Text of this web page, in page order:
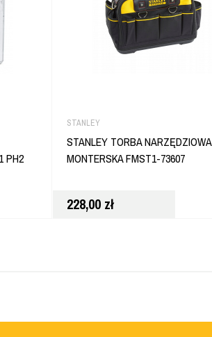
PH2
STANLEY
STANLEY TORBA NARZĘDZIOWA
MONTERSKA FMST1-73607
228,00 zł